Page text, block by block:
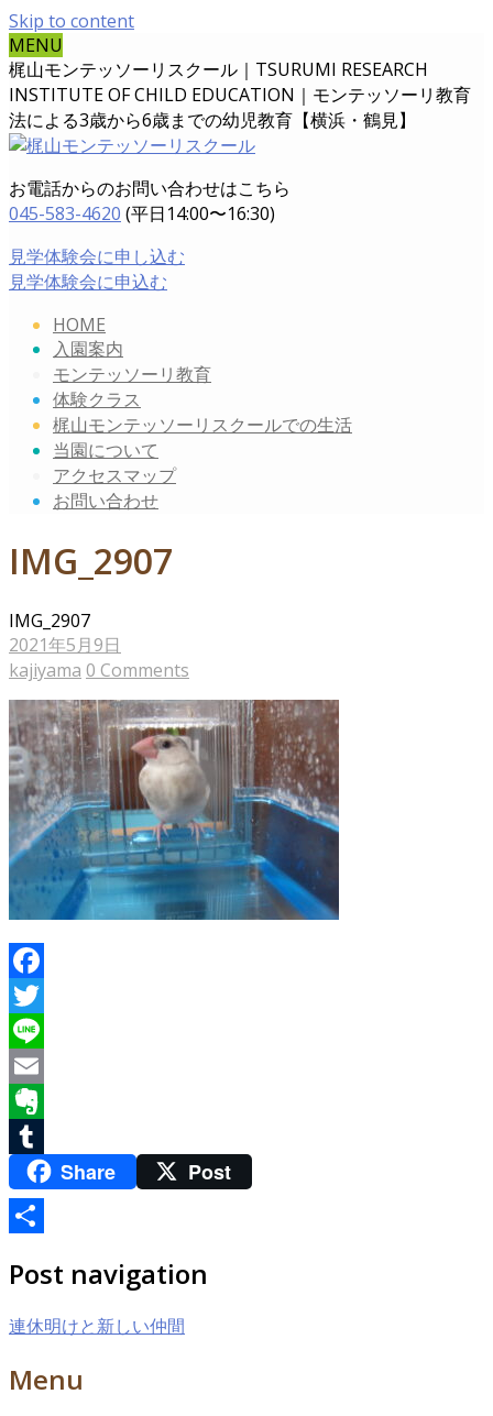
Skip to content
MENU
梶山モンテッソーリスクール｜TSURUMI RESEARCH
INSTITUTE OF CHILD EDUCATION｜ モンテッソーリ教育
法による3歳から6歳までの幼児教育【横浜・鶴見】
お電話からのお問い合わせはこちら
045-583-4620 (平日14:00〜16:30)
見学体験会に申し込む
見学体験会に申込む
HOME
入園案内
モンテッソーリ教育
体験クラス
梶山モンテッソーリスクールでの生活
当園について
アクセスマップ
お問い合わせ
IMG_2907
IMG_2907
2021年5月9日
kajiyama 0 Comments
Facebook
Twitter
Line
Email
Evernote
TumblrShare Post
有
Post navigation
連休明けと新しい仲間
Menu